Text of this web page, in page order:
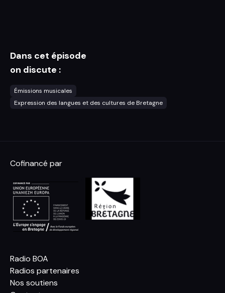
Dans cet épisode
on discute :
Émissions musicales
Expression des langues et des cultures de Bretagne
Cofinancé par
Radio BOA
Radios partenaires
Nos soutiens